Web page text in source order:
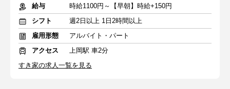
給与
時給1100円～【早朝】時給+150円
シフト
週2日以上 1日2時間以上
雇用形態
アルバイト・パート
アクセス
上岡駅 車2分
すき家の求人一覧を見る